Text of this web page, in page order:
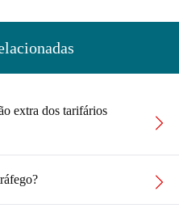
extra dos tarifários